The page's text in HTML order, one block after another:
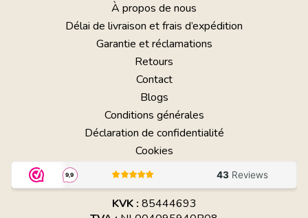
À propos de nous
Délai de livraison et frais d’expédition
Garantie et réclamations
Retours
Contact
Blogs
Conditions générales
Déclaration de confidentialité
Cookies
KVK : 85444693